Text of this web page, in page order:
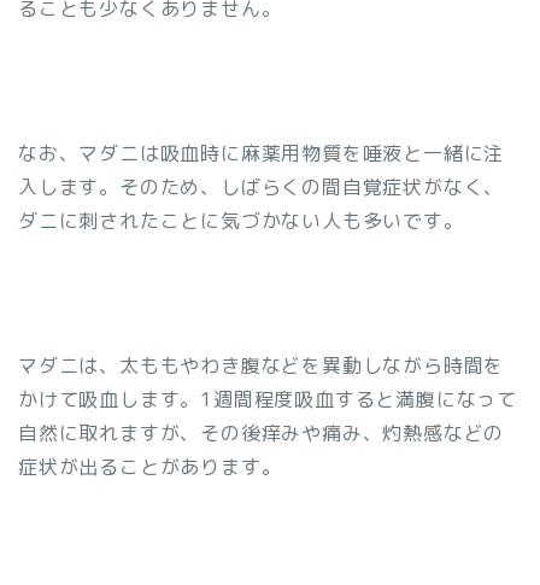
ることも少なくありません。
なお、マダニは吸血時に麻薬用物質を唾液と一緒に注
入します。そのため、しばらくの間自覚症状がなく、
ダニに刺されたことに気づかない人も多いです。
マダニは、太ももやわき腹などを異動しながら時間を
かけて吸血します。1週間程度吸血すると満腹になって
自然に取れますが、その後痒みや痛み、灼熱感などの
症状が出ることがあります。